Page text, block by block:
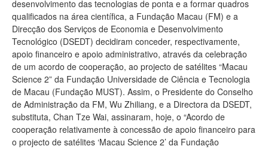
desenvolvimento das tecnologias de ponta e a formar quadros
qualificados na área científica, a Fundação Macau (FM) e a
Direcção dos Serviços de Economia e Desenvolvimento
Tecnológico (DSEDT) decidiram conceder, respectivamente,
apoio financeiro e apoio administrativo, através da celebração
de um acordo de cooperação, ao projecto de satélites “Macau
Science 2” da Fundação Universidade de Ciência e Tecnologia
de Macau (Fundação MUST). Assim, o Presidente do Conselho
de Administração da FM, Wu Zhiliang, e a Directora da DSEDT,
substituta, Chan Tze Wai, assinaram, hoje, o “Acordo de
cooperação relativamente à concessão de apoio financeiro para
o projecto de satélites ‘Macau Science 2’ da Fundação